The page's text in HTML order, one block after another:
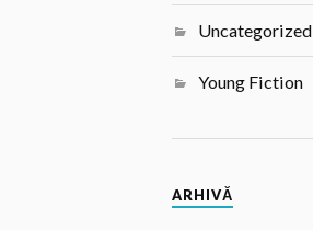
Uncategorized
Young Fiction
ARHIVĂ